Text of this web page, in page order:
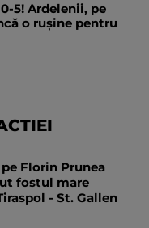
5! Ardelenii, pe
o rușine pentru
Florin Prunea
fostul mare
- St. Gallen